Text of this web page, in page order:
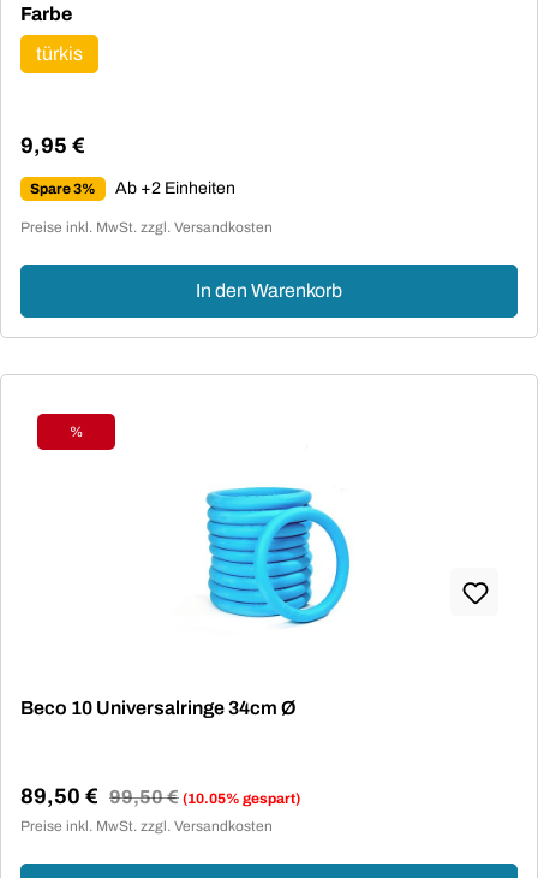
Farbeauswählen
türkis
Regulärer Preis:
9,95 €
Spare 3% Ab +2 Einheiten
Preise inkl. MwSt. zzgl. Versandkosten
In den Warenkorb
Rabatt
%
Beco 10 Universalringe 34cm Ø
Verkaufspreis:
89,50 € Regulärer Preis:
99,50 € (10.05% gespart)
Preise inkl. MwSt. zzgl. Versandkosten